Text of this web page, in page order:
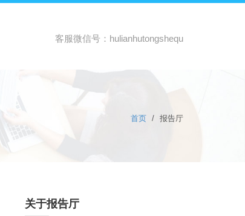
客服微信号：hulianhutongshequ
首页 / 报告厅
关于报告厅